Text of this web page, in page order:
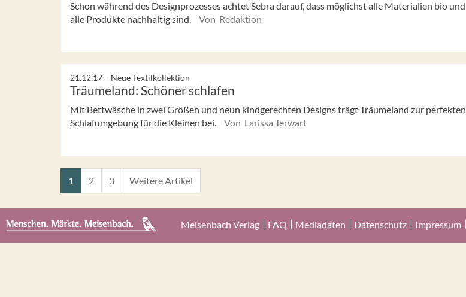
Schon während des Designprozesses achtet Sebra darauf, dass möglichst alle Materialien bio und
alle Produkte nachhaltig sind.
Von Redaktion
21.12.17 – Neue Textilkollektion
Träumeland: Schöner schlafen
Mit Bettwäsche in zwei Größen und neun kindgerechten Designs trägt Träumeland zur perfekten
Schlafumgebung für die Kleinen bei.
Von Larissa Terwart
1 2 3 Weitere Artikel
Meisenbach Verlag FAQ Mediadaten Datenschutz Impressum